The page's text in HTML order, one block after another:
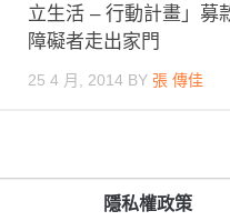
立生活 – 行動計畫」募
障礙者走出家門
25 4 月, 2014 BY張 傳佳
隱私權政策